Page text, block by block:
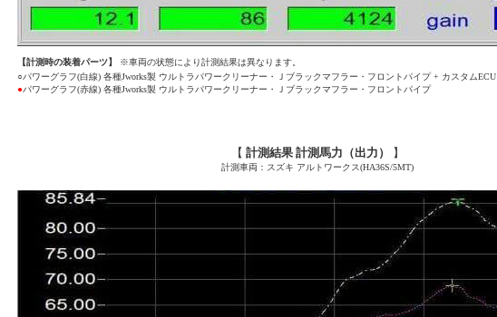
【計測時の装着パーツ】
※車両の状態により計測結果は異なります。
○パワーグラフ(白線) 各種Jworks製 ウルトラパワークリーナー・Ｊブラックマフラー・フロントパイプ + カスタムECU
●パワーグラフ(赤線) 各種Jworks製 ウルトラパワークリーナー・Ｊブラックマフラー・フロントパイプ
【 計測結果 計測馬力（出力） 】
計測車両：スズキ アルトワークス(HA36S/5MT)